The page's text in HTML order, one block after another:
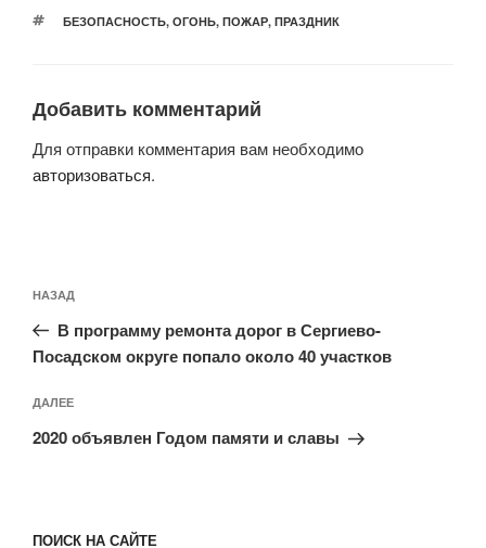
МЕТКИ
БЕЗОПАСНОСТЬ, ОГОНЬ, ПОЖАР, ПРАЗДНИК
Добавить комментарий
Для отправки комментария вам необходимо
авторизоваться.
по
записям
Предыдущая
запись:
НАЗАД
В программу ремонта дорог в Сергиево-
Посадском округе попало около 40 участков
Следующая
запись
ДАЛЕЕ
2020 объявлен Годом памяти и славы
ПОИСК НА САЙТЕ